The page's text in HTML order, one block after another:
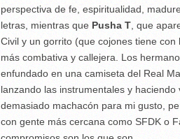
perspectiva de fe, espiritualidad,
letras, mientras que Pusha T, que
Civil y un gorrito (que cojones tiene
más combativa y callejera. Los
enfundado en una camiseta del Real
lanzando las instrumentales y
demasiado machacón para mi gusto,
con gente más cercana como SFDK o